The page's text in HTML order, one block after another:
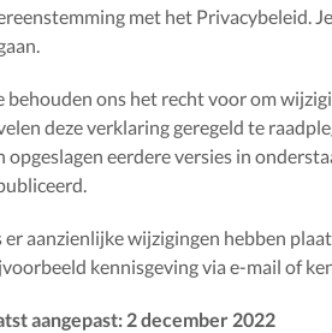
met het Privacybeleid.
behouden ons het recht voor om
deze verklaring geregeld te
opgeslagen eerdere versies in
er aanzienlijke wijzigingen hebben
kennisgeving via e-mail of
aangepast: 2 december 2022